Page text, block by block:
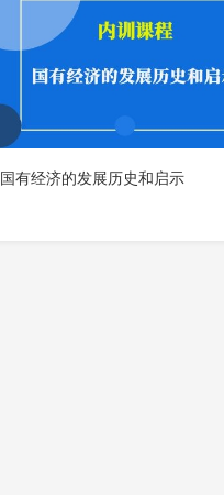
国有经济的发展历史和启示